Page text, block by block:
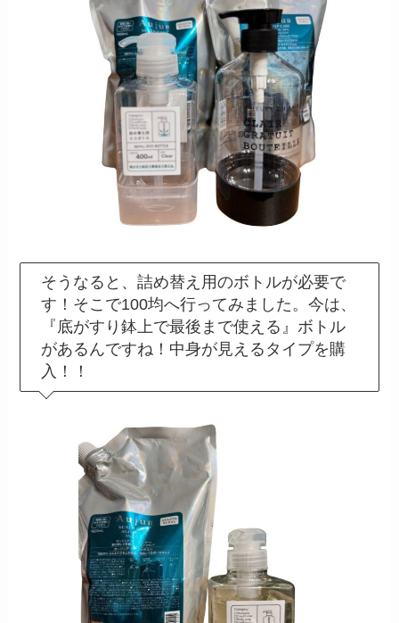
そうなると、詰め替え用のボトルが必要で
す！そこで100均へ行ってみました。今は、
『底がすり鉢上で最後まで使える』ボトル
があるんですね！中身が見えるタイプを購
入！！